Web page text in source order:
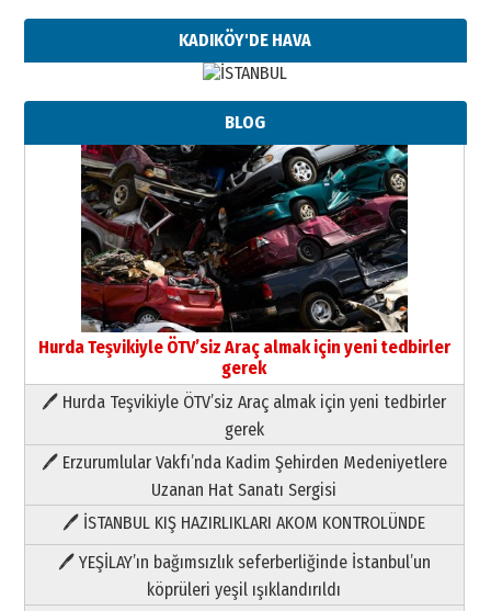
KADIKÖY'DE HAVA
BLOG
Hurda Teşvikiyle ÖTV’siz Araç almak için yeni tedbirler
gerek
🖊 Hurda Teşvikiyle ÖTV’siz Araç almak için yeni tedbirler
gerek
🖊 Erzurumlular Vakfı’nda Kadim Şehirden Medeniyetlere
Uzanan Hat Sanatı Sergisi
🖊 İSTANBUL KIŞ HAZIRLIKLARI AKOM KONTROLÜNDE
🖊 YEŞİLAY’ın bağımsızlık seferberliğinde İstanbul’un
köprüleri yeşil ışıklandırıldı
Neşat YALÇIN
Paranın Aile Kültüründeki Yeri
03 Ağustos 2026 Pazartesi
Yıldırım Gündoğdu
HAVVA’NIN ÜÇ KIZI
09 Temmuz 2026 Perşembe